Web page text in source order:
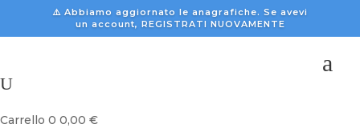
⚠️ Abbiamo aggiornato le anagrafiche. Se avevi
un account, REGISTRATI NUOVAMENTE
a
U
Carrello 0 0,00 €